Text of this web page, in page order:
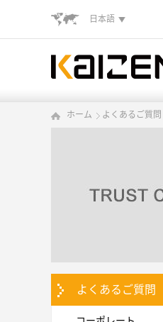
日本語
ホーム よくあるご質問
よくあるご質問